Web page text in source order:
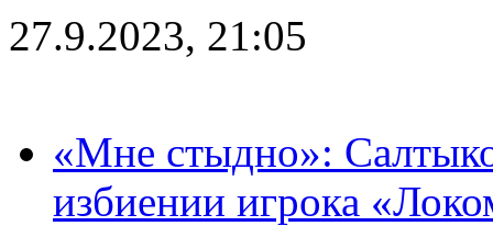
27.9.2023, 21:05
«Мне стыдно»:
избиении игрока